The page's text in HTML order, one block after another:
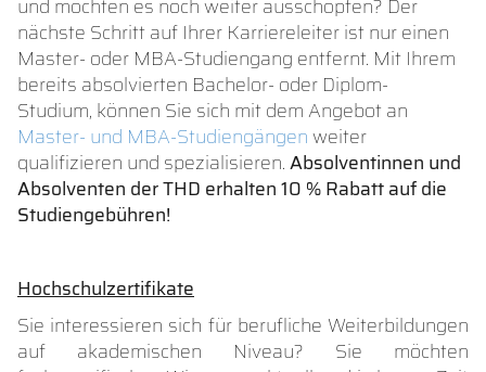
und möchten es noch weiter ausschöpfen? Der
nächste Schritt auf Ihrer Karriereleiter ist nur einen
Master- oder MBA-Studiengang entfernt. Mit Ihrem
bereits absolvierten Bachelor- oder Diplom-
Studium, können Sie sich mit dem Angebot an
Master- und MBA-Studiengängenweiter
qualifizieren und spezialisieren.Absolventinnen und
Absolventen der THD erhalten 10 % Rabatt auf die
Studiengebühren!
Hochschulzertifikate
Sie interessieren sich für berufliche Weiterbildungen
auf akademischen Niveau? Sie möchten